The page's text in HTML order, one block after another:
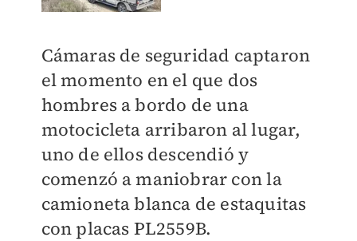
Cámaras de seguridad captaron
el momento en el que dos
hombres a bordo de una
motocicleta arribaron al lugar,
uno de ellos descendió y
comenzó a maniobrar con la
camioneta blanca de estaquitas
con placas PL2559B.